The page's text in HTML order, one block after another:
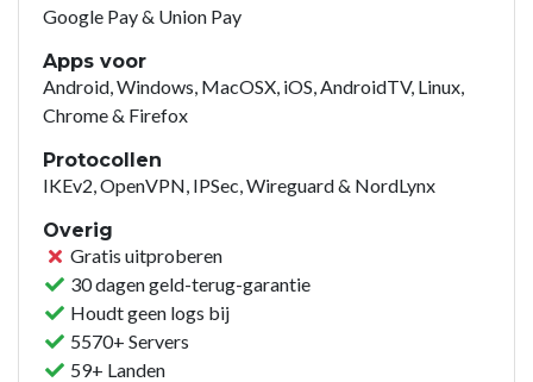
Google Pay & Union Pay
Apps voor
Android, Windows, MacOSX, iOS, AndroidTV, Linux,
Chrome & Firefox
Protocollen
IKEv2, OpenVPN, IPSec, Wireguard & NordLynx
Overig
Gratis uitproberen
30 dagen geld-terug-garantie
Houdt geen logs bij
5570+ Servers
59+ Landen